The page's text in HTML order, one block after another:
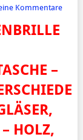
Kommentare
–
HOLZ,